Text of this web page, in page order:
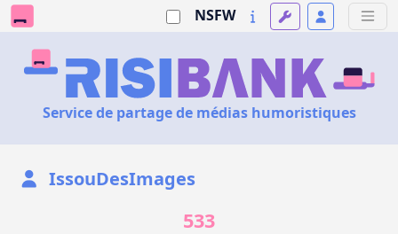
NSFW
Service de partage de médias humoristiques
IssouDesImages
533